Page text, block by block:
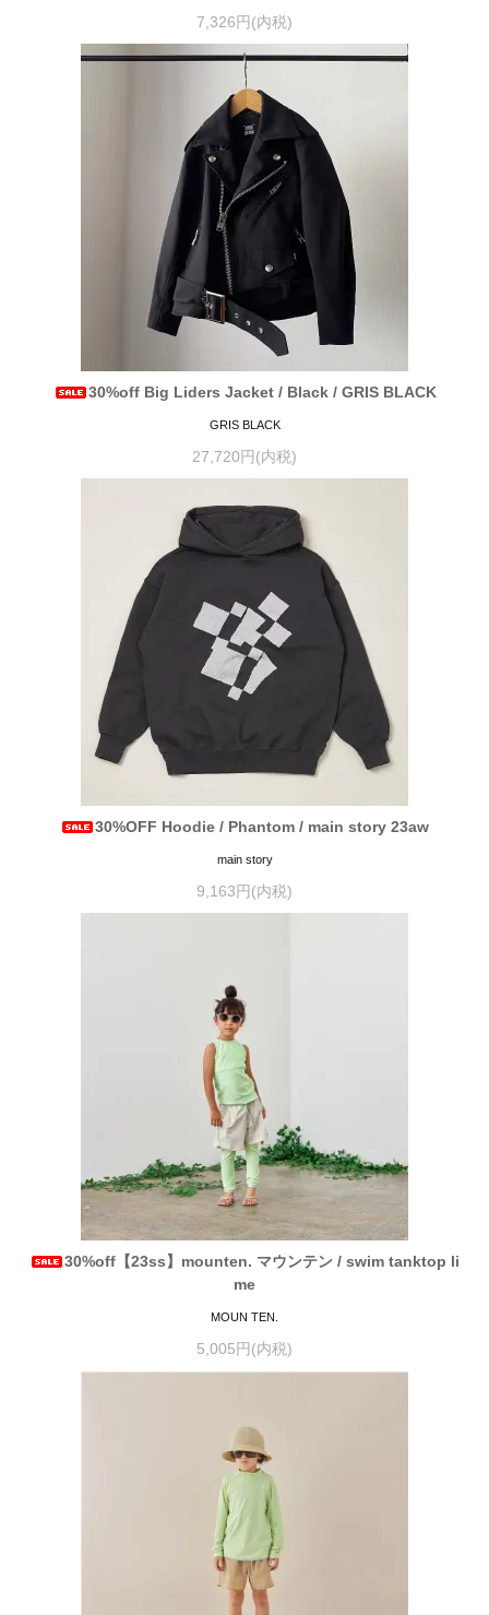
7,326円(内税)
30%off Big Liders Jacket / Black / GRIS BLACK
GRIS BLACK
27,720円(内税)
30%OFF Hoodie / Phantom / main story 23aw
main story
9,163円(内税)
30%off【23ss】mounten. マウンテン / swim tanktop li
me
MOUN TEN.
5,005円(内税)